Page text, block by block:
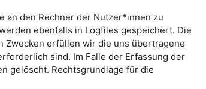
an den Rechner der Nutzer*innen zu
ebenfalls in Logfiles gespeichert. Die
Zwecken erfüllen wir die uns übertragene
sind. Im Falle der Erfassung der
gelöscht. Rechtsgrundlage für die